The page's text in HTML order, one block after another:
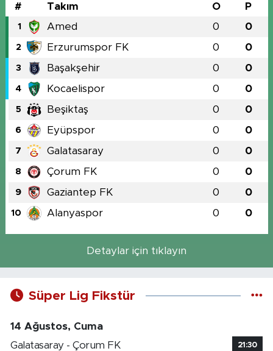
# Takım O P
1 Amed 0 0
2 Erzurumspor FK 0 0
3 Başakşehir 0 0
4 Kocaelispor 0 0
5 Beşiktaş 0 0
6 Eyüpspor 0 0
7 Galatasaray 0 0
8 Çorum FK 0 0
9 Gaziantep FK 0 0
10 Alanyaspor 0 0
Detaylar için tıklayın
Süper Lig Fikstür
14 Ağustos, Cuma
Galatasaray - Çorum FK
21:30